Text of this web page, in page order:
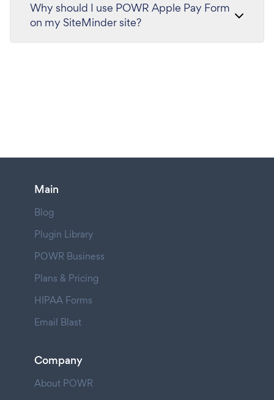
Why should I use POWR Apple Pay Form
on my SiteMinder site?
Main
Blog
Plugin Library
POWR Business
Plans & Pricing
HIPAA Forms
Email Blast
Company
About POWR